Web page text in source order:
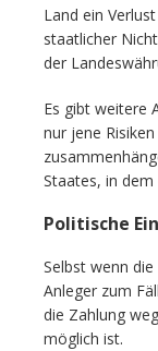
Land ein
staatlicher
der
Es gibt weitere
nur jene
Staates, in dem
Politische
Selbst wenn
Anleger zum
die Zahlung
möglich ist.